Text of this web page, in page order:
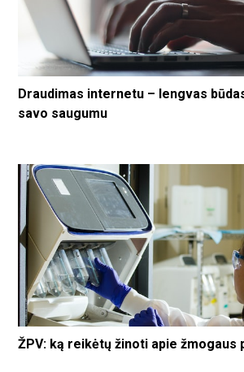
Draudimas internetu – lengvas
savo saugumu
ŽPV: ką reikėtų žinoti apie žmogaus